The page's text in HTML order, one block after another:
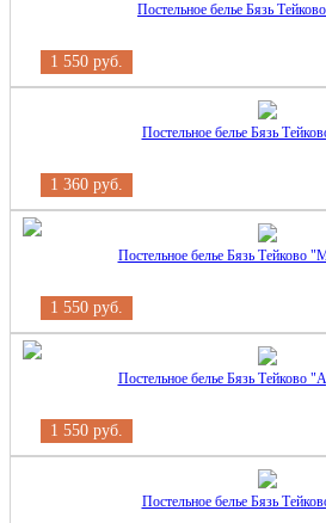
Постельное белье Бязь
1 550 руб.
Постельное белье Бязь
1 360 руб.
Постельное белье Бязь Тейково
1 550 руб.
Постельное белье Бязь Тейково
1 550 руб.
Постельное белье Бязь